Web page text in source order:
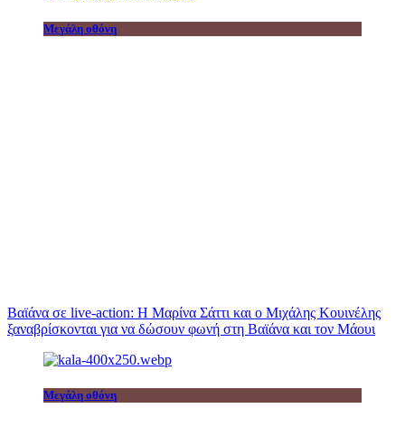
Μεγάλη οθόνη
Βαϊάνα σε live-action: Η Μαρίνα Σάττι και ο Μιχάλης Κουινέλης
ξαναβρίσκονται για να δώσουν φωνή στη Βαϊάνα και τον Μάουι
Μεγάλη οθόνη